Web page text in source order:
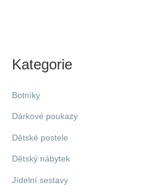
Kategorie
Botníky
Dárkové poukazy
Dětské postele
Dětský nábytek
Jídelní sestavy